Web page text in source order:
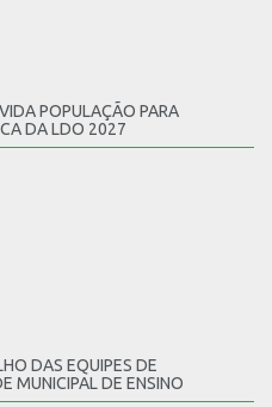
POPULAÇÃO PARA
DA LDO 2027
DAS EQUIPES DE
MUNICIPAL DE ENSINO